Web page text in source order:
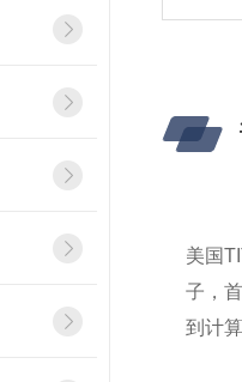
美国
子，
到计